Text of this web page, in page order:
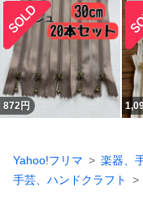
872円
Yahoo!フリマ
楽器、
手芸、ハンドクラフト